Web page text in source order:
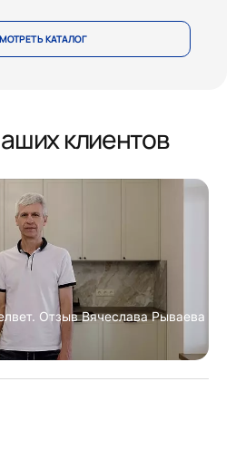
КАТАЛОГ
клиентов
Отзыв Вячеслава Рываева